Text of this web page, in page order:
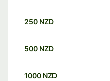
250 NZD
500 NZD
1000 NZD